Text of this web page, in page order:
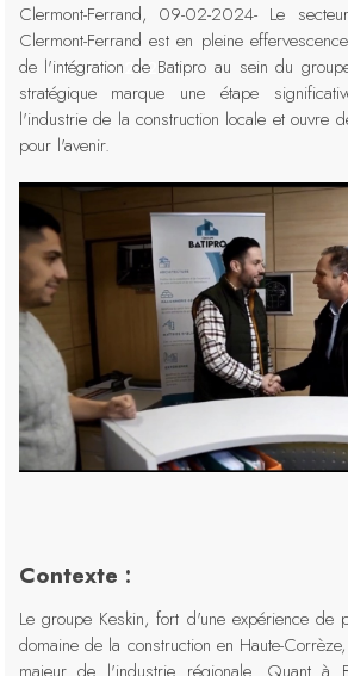
08-FEB-2024
Clermont-Ferrand, 09-02-2024- Le
Clermont-Ferrand est en pleine
de l'intégration de Batipro au sein du
stratégique marque une étape
l'industrie de la construction locale et ouvre
pour l'avenir.
Contexte :
Le groupe Keskin, fort d'une expérience
domaine de la construction en Haute-